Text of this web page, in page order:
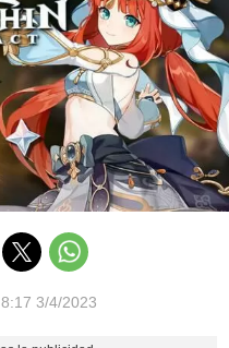
8:17 3/4/2023